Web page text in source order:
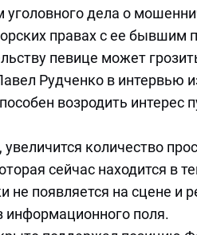
уголовного дела о
правах с ее
певице может
Рудченко в интервью
возродить интерес
количество
сейчас находится в
не появляется на сцене и
информационного поля.